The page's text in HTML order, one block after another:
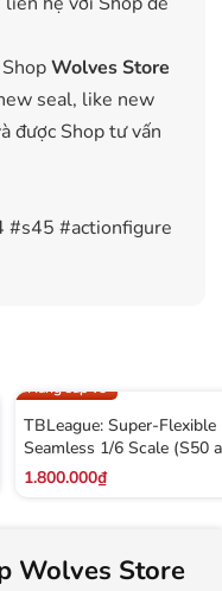
Wolves Store
seal, like new
được Shop tư vấn
#s45 #actionfigure
Hàng sắp về
TBLeague: Super-Flexible
Seamless 1/6 Scale (S50
1.800.000₫
Wolves Store